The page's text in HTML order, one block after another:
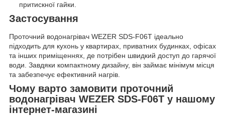
притискної гайки.
Застосування
Проточний водонагрівач WEZER SDS-F06T ідеально
підходить для кухонь у квартирах, приватних будинках, офісах
та інших приміщеннях, де потрібен швидкий доступ до гарячої
води. Завдяки компактному дизайну, він займає мінімум місця
та забезпечує ефективний нагрів.
Чому варто замовити проточний
водонагрівач WEZER SDS-F06T у нашому
інтернет-магазині